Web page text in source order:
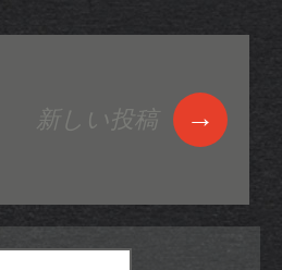
ゲーショ
新しい投稿 →